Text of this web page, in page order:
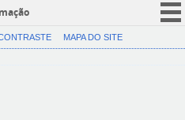
CORONAVÍRUS (COVID-19)
MAPA DO SITE